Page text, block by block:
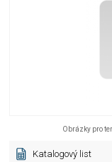
Obrázky pro
Katalogový list